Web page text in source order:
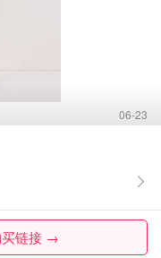
06-23
买链接 →